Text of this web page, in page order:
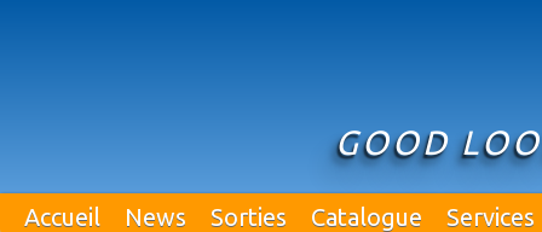
GOOD
Accueil News Sorties Catalogue Services